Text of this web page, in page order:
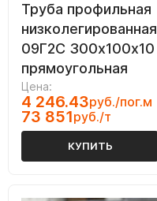
Труба профильная
низколегированная
09Г2С 300х100х10
прямоугольная
Цена:
4 246.43руб./пог.м
73 851руб./т
КУПИТЬ